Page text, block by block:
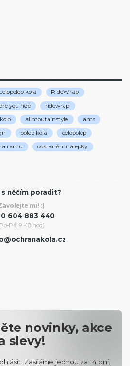
celopolep kola RideWrap
you ride ridewrap
allmoutainstyle ams
polep kola celopolep
rámu odsranění nálepky
s něčím poradit?
mi! :)
604 883 440
Pá, 9 -18 hod)
novinky, akce
slevy!
Zasíláme jednou za 14 dní.